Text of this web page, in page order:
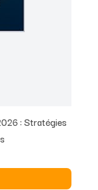
: Stratégies